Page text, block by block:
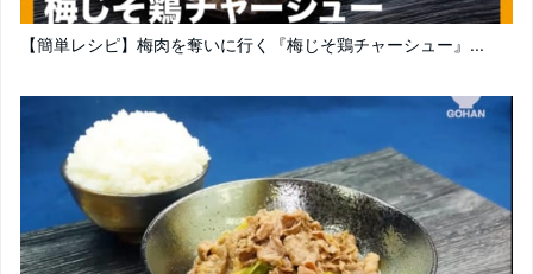
【簡単レシピ】梅肉を奪いに行く『梅じそ鶏チャーシュー』...